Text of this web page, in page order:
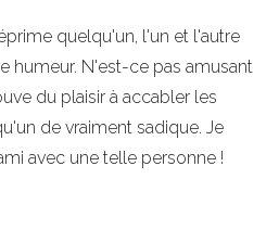
quelqu'un, l'un et l'autre
humeur. N'est-ce pas amusant
du plaisir à accabler les
de vraiment sadique. Je
avec une telle personne !